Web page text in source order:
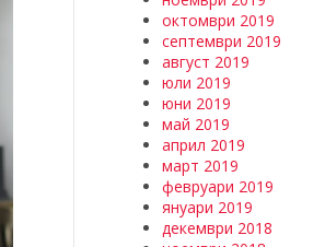
октомври 2019
септември 2019
август 2019
юли 2019
юни 2019
май 2019
април 2019
март 2019
февруари 2019
януари 2019
декември 2018